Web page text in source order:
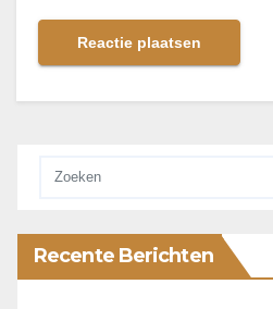
Recente Berichten